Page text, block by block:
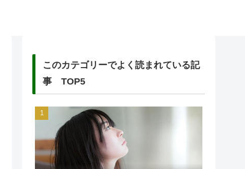
このカテゴリーでよく読まれている記
事 TOP5